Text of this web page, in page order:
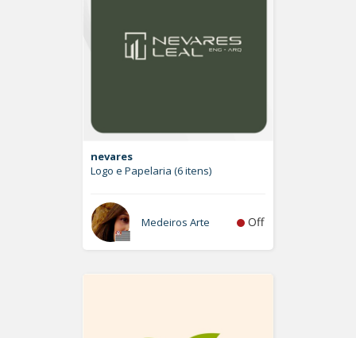
nevares
Logo e Papelaria (6 itens)
Medeiros Arte Off